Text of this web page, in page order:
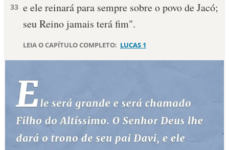
10 MANDAMENTOS
ESTUDOS BÍBLICOS
TEMAS
PERGUNTE À BÍBLIA IA
TERMO BÍBLICO
33 e ele reinará para sempre sobre o povo de Jacó;
seu Reino jamais terá fim".
LEIA O CAPÍTULO COMPLETO: LUCAS 1